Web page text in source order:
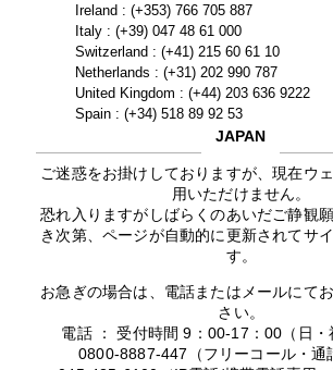
Ireland : (+353) 766 705 887
Italy : (+39) 047 48 61 000
Switzerland : (+41) 215 60 61 10
Netherlands : (+31) 202 990 787
United Kingdom : (+44) 203 636 9222
Spain : (+34) 518 89 92 53
JAPAN
ご迷惑をお掛けしておりますが、現在ウ
用いただけません。
恐れ入りますがしばらくのあいだご静観
き次第、ページが自動的に更新されてサ
す。
お急ぎの場合は、電話またはメールにて
さい。
電話 ： 受付時間 9：00-17：00（日・
0800-8887-447（フリーコール・通